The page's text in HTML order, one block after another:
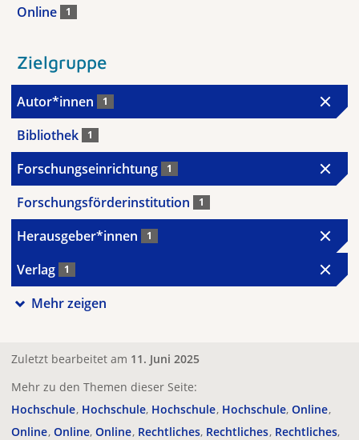
Online 1
Zielgruppe
Autor*innen 1
Bibliothek 1
Forschungseinrichtung 1
Forschungsförderinstitution 1
Herausgeber*innen 1
Verlag 1
Mehr zeigen
Zuletzt bearbeitet am 11. Juni 2025
Mehr zu den Themen dieser Seite:
Hochschule Hochschule Hochschule Hochschule Online
Online Online Online Rechtliches Rechtliches Rechtliches